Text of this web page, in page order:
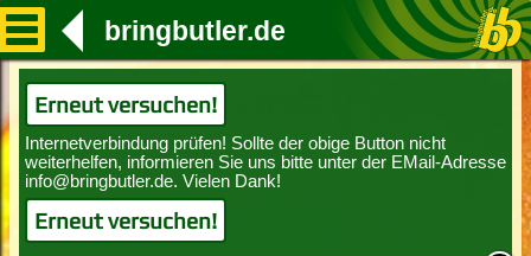
bringbutler.de
Erneut versuchen!
Erneut versuchen!